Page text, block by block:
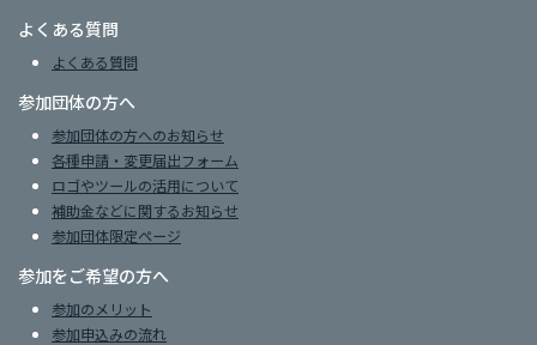
よくある質問
よくある質問
参加団体の方へ
参加団体の方へのお知らせ
各種申請・変更届出フォーム
ロゴやツールの活用について
補助金などに関するお知らせ
参加団体限定ページ
参加をご希望の方へ
参加のメリット
参加申込みの流れ